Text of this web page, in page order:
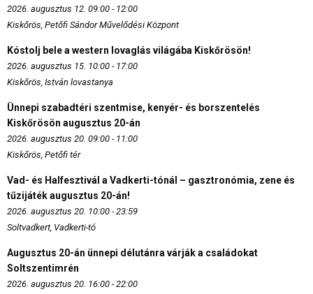
2026. augusztus 12. 09:00 - 12:00
Kiskőrös, Petőfi Sándor Művelődési Központ
Kóstolj bele a western lovaglás világába Kiskőrösön!
2026. augusztus 15. 10:00 - 17:00
Kiskőrös, István lovastanya
Ünnepi szabadtéri szentmise, kenyér- és borszentelés
Kiskőrösön augusztus 20-án
2026. augusztus 20. 09:00 - 11:00
Kiskőrös, Petőfi tér
Vad- és Halfesztivál a Vadkerti-tónál – gasztronómia, zene és
tűzijáték augusztus 20-án!
2026. augusztus 20. 10:00 - 23:59
Soltvadkert, Vadkerti-tó
Augusztus 20-án ünnepi délutánra várják a családokat
Soltszentimrén
2026. augusztus 20. 16:00 - 22:00